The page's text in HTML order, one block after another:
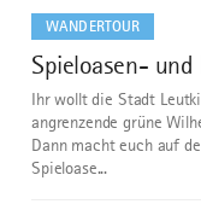
WANDERTOUR
1
Spieloasen- und
Ihr wollt die Stadt
angrenzende grüne
Dann macht euch auf
Spieloase...
dazu